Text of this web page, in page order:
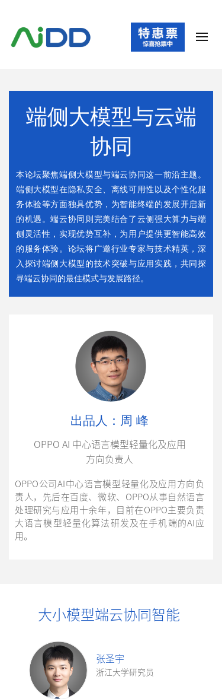
出品人：周 峰
OPPO AI 中心语言模型轻量化及应用
方向负责人
OPPO公司AI中心语言模型轻量化及应用方向负
责人，先后在百度、微软、OPPO从事自然语言
处理研究与应用十余年，目前在OPPO主要负责
大语言模型轻量化算法研发及在手机端的AI应
用。
端侧大模型与云端
协同
本论坛聚焦端侧大模型与端云协同这一前沿主题。
端侧大模型在隐私安全、离线可用性以及个性化服
务体验等方面独具优势，为智能终端的发展开启新
的机遇。端云协同则完美结合了云侧强大算力与端
侧灵活性，实现优势互补，为用户提供更智能高效
的服务体验。论坛将广邀行业专家与技术精英，深
入探讨端侧大模型的技术突破与应用实践，共同探
寻端云协同的最佳模式与发展路径。
张圣宇
浙江大学研究员
大小模型端云协同智能